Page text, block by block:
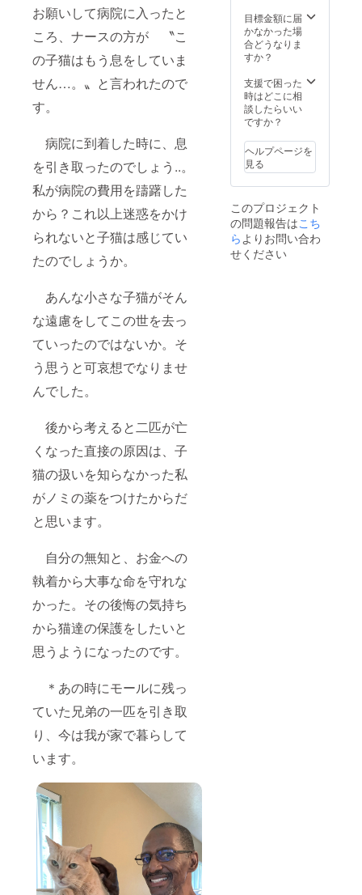
お願いして病院に入ったと
ころ、ナースの方が 〝こ
の子猫はもう息をしていま
せん…。〟と言われたので
す。
病院に到着した時に、息
を引き取ったのでしょう..。
私が病院の費用を躊躇した
から？これ以上迷惑をかけ
られないと子猫は感じてい
たのでしょうか。
あんな小さな子猫がそん
な遠慮をしてこの世を去っ
ていったのではないか。そ
う思うと可哀想でなりませ
んでした。
後から考えると二匹が亡
くなった直接の原因は、子
猫の扱いを知らなかった私
がノミの薬をつけたからだ
と思います。
自分の無知と、お金への
執着から大事な命を守れな
かった。その後悔の気持ち
から猫達の保護をしたいと
思うようになったのです。
＊あの時にモールに残っ
ていた兄弟の一匹を引き取
り、今は我が家で暮らして
います。
ティッ
カー
は、5種
類のデ
のどれ
かにな
りま
す。そ
れぞれ
のデザ
インは
になっ
ており
ます。
在庫状
況によ
り、別
バン
キャッ
トス
（耐水
性です
ので、
車に
貼って
も大丈
す。）”
を１枚
郵送で
お届け
いたし
ま
す。』
♡♡10
名さま
限定
有名な
ローカ
ルブラ
ンド
イジー
ツ）で
購入し
た“ B.
Kliban
Cat
sticker
＝クリ
す。 ＃
ご支援
金は、
ン、マ
イクロ
チッ
プ、必
じての
治療費
など、
突発的
する事
があり
ます。
♡♡10
クティ
ビティ
にてメ
でご覧
いただ
く事が
出来ま
クティ
ビティ
を更新
した際
その際
メイル
にてお
知らせ
してお
かった
費用）
毎月1
日から
での収
支を翌
月の5日
までに
クティ
ビティ
にてメ
ンバー
でご覧
いただ
く事が
出来ま
す。ア
目標金額に届
かなかった場
合どうなりま
すか？
支援で困った
時はどこに相
談したらいい
ですか？
ヘルプページを
見る
このプロジェクト
の問題報告はこち
ら よりお問い合わ
せください